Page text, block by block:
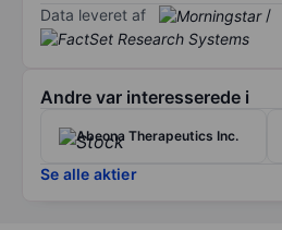
Data leveret af /
Andre var interesserede i
Abeona Therapeutics Inc.
Se alle aktier